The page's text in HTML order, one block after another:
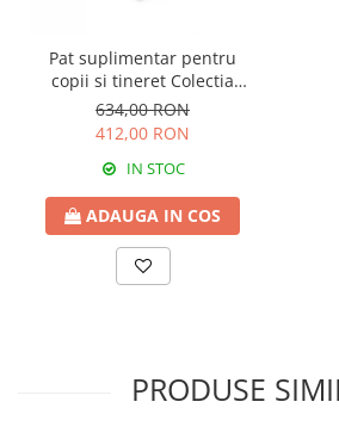
Pat suplimentar pentru
copii si tineret Colectia
White ( 90x190 cm )
634,00 RON
412,00 RON
IN STOC
ADAUGA IN COS
PRODUSE